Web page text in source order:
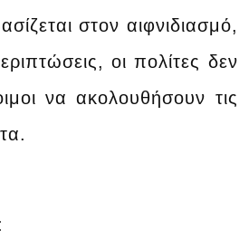
στον αιφνιδιασμό,
οι πολίτες δεν
να ακολουθήσουν τις